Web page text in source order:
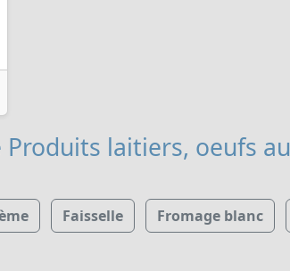
Produits laitiers, oeufs
Faisselle Fromage blanc